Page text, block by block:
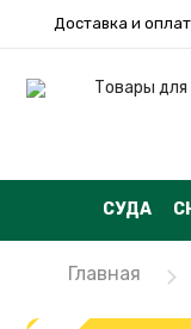
Доставка и
СУДА
Главная